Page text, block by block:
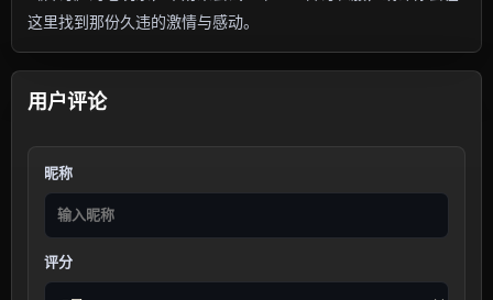
这里找到那份久违的激情与感动。
用户评论
昵称
评分